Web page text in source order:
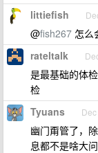
littiefish
@fish267 怎么
rateltalk
是最基础的体
检
Tyuans
幽门甭管了，
息都不是啥大